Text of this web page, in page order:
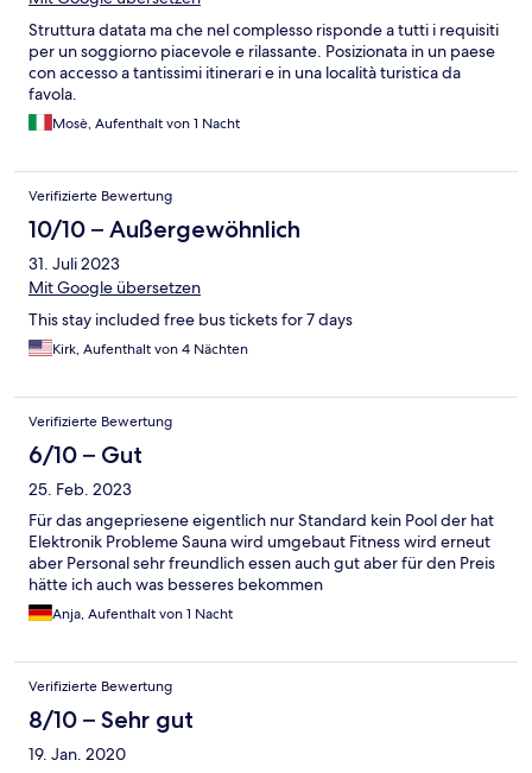
Struttura datata ma che nel complesso risponde a tutti i requisiti
per un soggiorno piacevole e rilassante. Posizionata in un paese
con accesso a tantissimi itinerari e in una località turistica da
favola.
Mosè, Aufenthalt von 1 Nacht
Verifizierte Bewertung
10/10 – Außergewöhnlich
31. Juli 2023
Mit Google übersetzen
This stay included free bus tickets for 7 days
Kirk, Aufenthalt von 4 Nächten
Verifizierte Bewertung
6/10 – Gut
25. Feb. 2023
Für das angepriesene eigentlich nur Standard kein Pool der hat
Elektronik Probleme Sauna wird umgebaut Fitness wird erneut
aber Personal sehr freundlich essen auch gut aber für den Preis
hätte ich auch was besseres bekommen
Anja, Aufenthalt von 1 Nacht
Verifizierte Bewertung
8/10 – Sehr gut
19. Jan. 2020